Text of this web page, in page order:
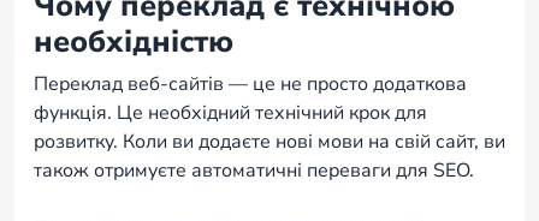
необхідністю
Переклад веб-сайтів — це не просто додаткова
функція. Це необхідний технічний крок для
розвитку. Коли ви додаєте нові мови на свій сайт, ви
також отримуєте автоматичні переваги для SEO.